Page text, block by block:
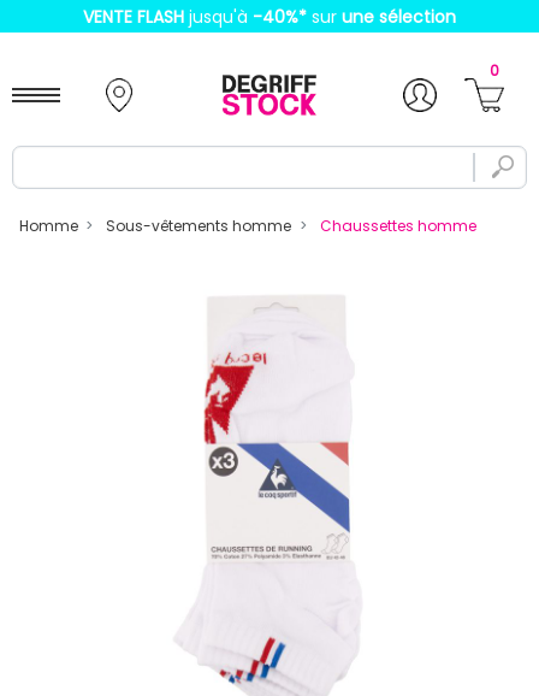
VENTE FLASH jusqu'à -40%* sur une sélection
0
Homme Sous-vêtements homme Chaussettes homme